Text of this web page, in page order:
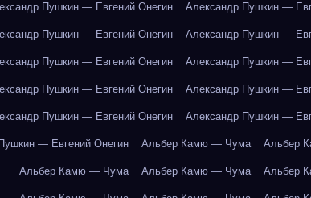
Пушкин — Евгений Онегин Александр Пушкин —
Пушкин — Евгений Онегин Александр Пушкин —
Пушкин — Евгений Онегин Александр Пушкин —
Пушкин — Евгений Онегин Александр Пушкин —
Пушкин — Евгений Онегин Александр Пушкин —
— Евгений Онегин Альбер Камю — Чума Альбер
Альбер Камю — Чума Альбер Камю — Чума Альбер